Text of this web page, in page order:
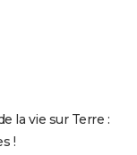
la vie sur Terre :
!